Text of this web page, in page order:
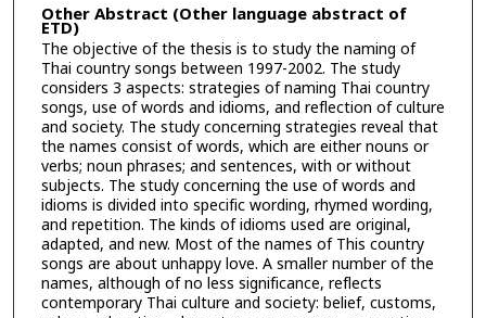
Other Abstract (Other language abstract of
ETD)
The objective of the thesis is to study the naming of
Thai country songs between 1997-2002. The study
considers 3 aspects: strategies of naming Thai country
songs, use of words and idioms, and reflection of culture
and society. The study concerning strategies reveal that
the names consist of words, which are either nouns or
verbs; noun phrases; and sentences, with or without
subjects. The study concerning the use of words and
idioms is divided into specific wording, rhymed wording,
and repetition. The kinds of idioms used are original,
adapted, and new. Most of the names of This country
songs are about unhappy love. A smaller number of the
names, although of no less significance, reflects
contemporary Thai culture and society: belief, customs,